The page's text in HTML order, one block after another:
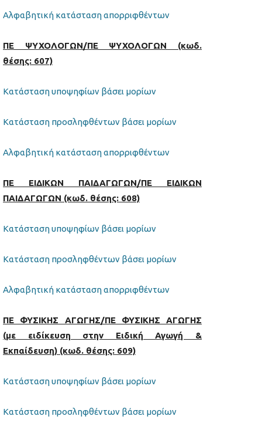
Αλφαβητική κατάσταση απορριφθέντων
ΠΕ ΨΥΧΟΛΟΓΩΝ/ΠΕ ΨΥΧΟΛΟΓΩΝ (κωδ.
θέσης: 607)
Κατάσταση υποψηφίων βάσει μορίων
Κατάσταση προσληφθέντων βάσει μορίων
Αλφαβητική κατάσταση απορριφθέντων
ΠΕ ΕΙΔΙΚΩΝ ΠΑΙΔΑΓΩΓΩΝ/ΠΕ ΕΙΔΙΚΩΝ
ΠΑΙΔΑΓΩΓΩΝ (κωδ. θέσης: 608)
Κατάσταση υποψηφίων βάσει μορίων
Κατάσταση προσληφθέντων βάσει μορίων
Αλφαβητική κατάσταση απορριφθέντων
ΠΕ ΦΥΣΙΚΗΣ ΑΓΩΓΗΣ/ΠΕ ΦΥΣΙΚΗΣ ΑΓΩΓΗΣ
(με ειδίκευση στην Ειδική Αγωγή &
Εκπαίδευση) (κωδ. θέσης: 609)
Κατάσταση υποψηφίων βάσει μορίων
Κατάσταση προσληφθέντων βάσει μορίων